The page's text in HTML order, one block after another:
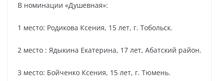
В номинации «Душевная»:
1 место: Родикова Ксения, 15 лет, г. Тобольск.
2 место : Ядыкина Екатерина, 17 лет, Абатский район.
3 место: Бойченко Ксения, 15 лет, г. Тюмень.